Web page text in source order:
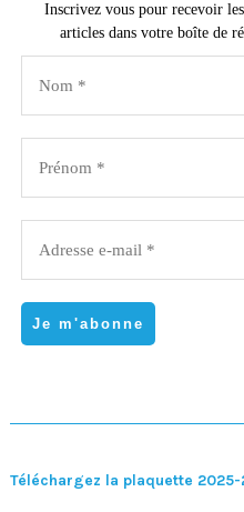
Inscrivez vous pour recevoir
articles dans votre boîte de
Téléchargez la plaquette 2025-